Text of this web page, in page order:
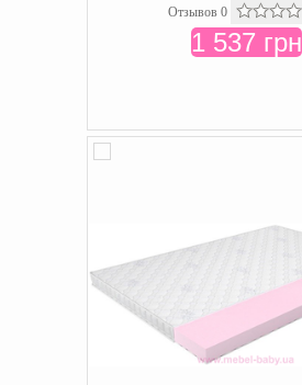
Отзывов 0
1 537 грн